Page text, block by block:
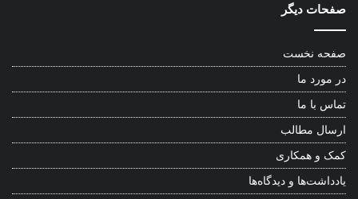
صفحات دیگر
صفحه نخست
در مورد ما
تماس با ما
ارسال مطالب
کمک و همکاری
یادداشت‌ها و دیدگاه‌ها